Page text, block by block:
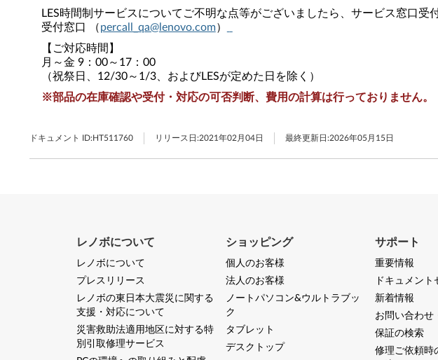
LES時間制サービスについてご不明な点等がございましたら、サービス窓口受
受付窓口 （percall_qa@lenovo.com）
【ご対応時間】
月～金 9：00～17：00
（祝祭日、12/30～1/3、およびLESが定めた日を除く）
※部品の在庫確認や受付・対応の可否判断、費用の計算は行っておりません。
ドキュメント ID:HT511760 リリース日:2021年02月04日 最終更新日:2026年05月15日
レノボについて
レノボについて
プレスリリース
レノボの東日本大震災に関する
支援・対応について
災害救助法適用地区に対する特
別引取修理サービス
ショッピング
個人のお客様
法人のお客様
ノートパソコン&ウルトラブッ
ク
タブレット
デスクトップ
サポート
重要情報
ドキュメント
新着情報
お問い合わせ
保証の検索
修理ご依頼時